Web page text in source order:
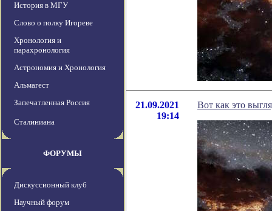
История в МГУ
Слово о полку Игореве
Хронология и
парахронология
Астрономия и Хронология
Альмагест
Запечатленная Россия
Сталиниана
ФОРУМЫ
Дискуссионный клуб
Научный форум
21.09.2021
19:14
Вот как это